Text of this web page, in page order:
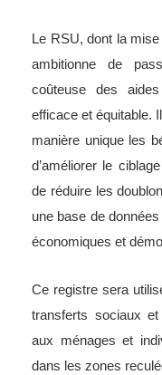
Le RSU, dont la
ambitionne de
coûteuse des
efficace et équitable.
manière unique les
d’améliorer le
de réduire les
une base de
économiques et
Ce registre sera
transferts sociaux
aux ménages et
dans les zones